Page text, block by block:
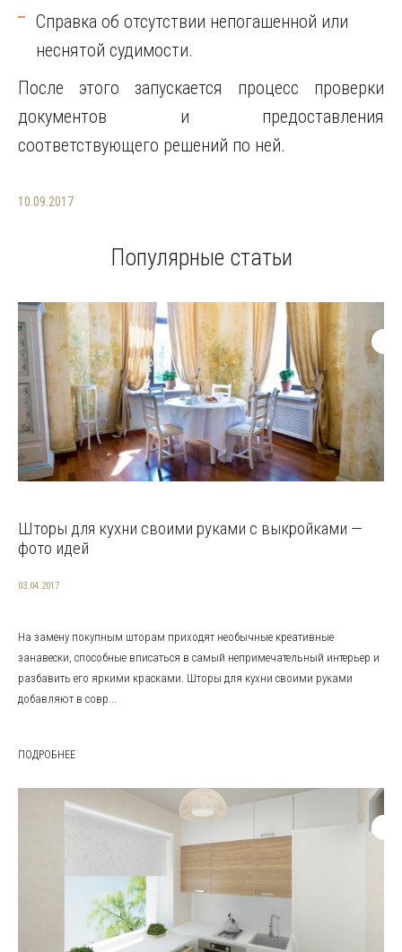
Справка об отсутствии непогашенной или
неснятой судимости.
После этого запускается процесс проверки
документов и предоставления
соответствующего решений по ней.
10.09.2017
Популярные статьи
Шторы для кухни своими руками с выкройками —
фото идей
03.04.2017
На замену покупным шторам приходят необычные креативные
занавески, способные вписаться в самый непримечательный интерьер и
разбавить его яркими красками. Шторы для кухни своими руками
добавляют в совр...
ПОДРОБНЕЕ